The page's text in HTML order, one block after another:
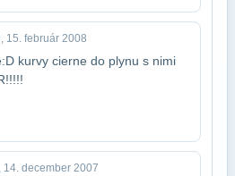
15. február 2008
kurvy cierne do plynu s nimi
14. december 2007